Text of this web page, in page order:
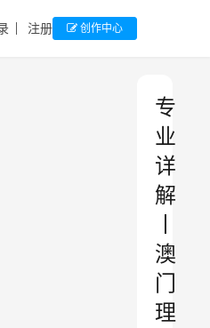
注册 创作中心
专
业
详
解
澳
门
理